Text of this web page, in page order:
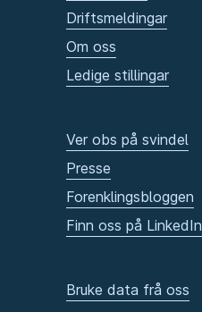
Driftsmeldingar
Om oss
Ledige stillingar
Ver obs på svindel
Presse
Forenklingsbloggen
Finn oss på LinkedIn
Bruke data frå oss